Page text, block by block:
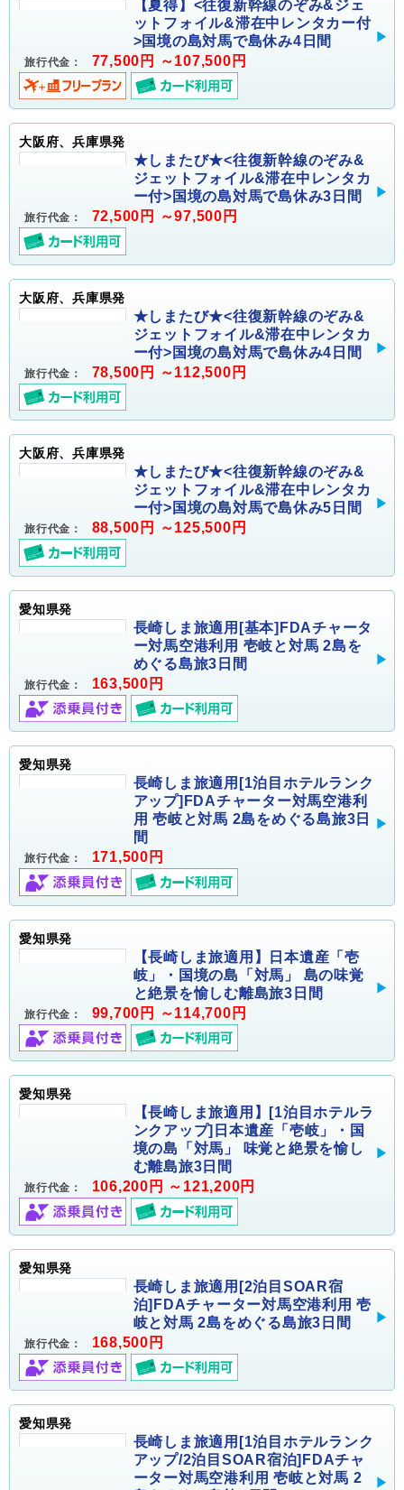
【夏得】<往復新幹線のぞみ&ジェ
ットフォイル&滞在中レンタカー付
>国境の島対馬で島休み4日間
旅行代金： 77,500円 ～107,500円
大阪府、兵庫県発
★しまたび★<往復新幹線のぞみ&
ジェットフォイル&滞在中レンタカ
ー付>国境の島対馬で島休み3日間
旅行代金： 72,500円 ～97,500円
大阪府、兵庫県発
★しまたび★<往復新幹線のぞみ&
ジェットフォイル&滞在中レンタカ
ー付>国境の島対馬で島休み4日間
旅行代金： 78,500円 ～112,500円
大阪府、兵庫県発
★しまたび★<往復新幹線のぞみ&
ジェットフォイル&滞在中レンタカ
ー付>国境の島対馬で島休み5日間
旅行代金： 88,500円 ～125,500円
愛知県発
長崎しま旅適用[基本]FDAチャータ
ー対馬空港利用 壱岐と対馬 2島を
めぐる島旅3日間
旅行代金： 163,500円
愛知県発
長崎しま旅適用[1泊目ホテルランク
アップ]FDAチャーター対馬空港利
用 壱岐と対馬 2島をめぐる島旅3日
間
旅行代金： 171,500円
愛知県発
【長崎しま旅適用】日本遺産「壱
岐」・国境の島「対馬」 島の味覚
と絶景を愉しむ離島旅3日間
旅行代金： 99,700円 ～114,700円
愛知県発
【長崎しま旅適用】[1泊目ホテルラ
ンクアップ]日本遺産「壱岐」・国
境の島「対馬」 味覚と絶景を愉し
む離島旅3日間
旅行代金： 106,200円 ～121,200円
愛知県発
長崎しま旅適用[2泊目SOAR宿
泊]FDAチャーター対馬空港利用 壱
岐と対馬 2島をめぐる島旅3日間
旅行代金： 168,500円
愛知県発
長崎しま旅適用[1泊目ホテルランク
アップ/2泊目SOAR宿泊]FDAチャ
ーター対馬空港利用 壱岐と対馬 2